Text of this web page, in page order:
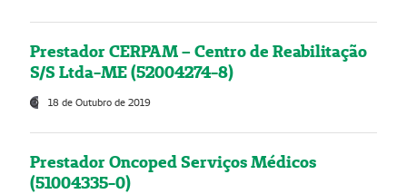
Prestador CERPAM – Centro de Reabilitação
S/S Ltda-ME (52004274-8)
18 de Outubro de 2019
Prestador Oncoped Serviços Médicos
(51004335-0)